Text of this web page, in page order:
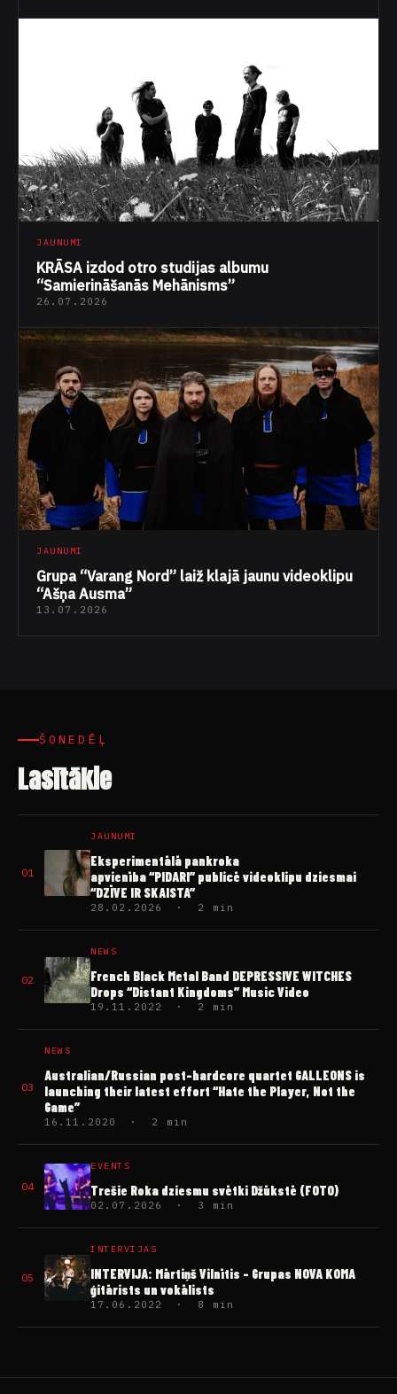
JAUNUMI
KRĀSA izdod otro studijas albumu
“Samierināšanās Mehānisms”
26.07.2026
JAUNUMI
Grupa “Varang Nord” laiž klajā jaunu videoklipu
“Ašņa Ausma”
13.07.2026
ŠONEDĒĻ
Lasītākie
01
JAUNUMI
Eksperimentālā pankroka
apvienība “PIDARI” publicē videoklipu dziesmai
“DZĪVE IR SKAISTA”
28.02.2026 · 2 min
02
NEWS
French Black Metal Band DEPRESSIVE WITCHES
Drops “Distant Kingdoms” Music Video
19.11.2022 · 2 min
03
NEWS
Australian/Russian post-hardcore quartet GALLEONS is
launching their latest effort “Hate the Player, Not the
Game”
16.11.2020 · 2 min
04
EVENTS
Trešie Roka dziesmu svētki Džūkstē (FOTO)
02.07.2026 · 3 min
05
INTERVIJAS
INTERVIJA: Mārtiņš Vilnītis – Grupas NOVA KOMA
ģitārists un vokālists
17.06.2022 · 8 min